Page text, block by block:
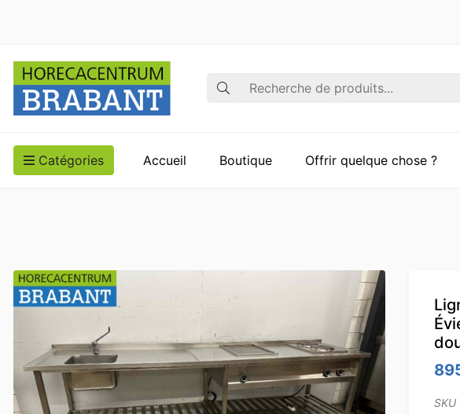
Recherche
Catégories Accueil Boutique Offrir quelque chose ?
SKU